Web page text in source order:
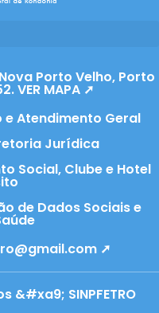
Porto Velho, Porto
VER MAPA ➚
e Atendimento Geral
Jurídica
Social, Clube e Hotel
de Dados Sociais e
➚
&#xa9; SINPFETRO